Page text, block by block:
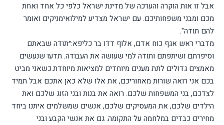
אבל זו אות הוקרה והערכה של מדינת ישראל כלפי כל אחד ואחת
מכם ומבני משפחותיכם. עם ישראל מצדיע למילואימניקים ואומר
להם תודה".
מדברי ראש אגף כוח אדם, אלוף דדו בר כליפא:״תודה שבאתם
וסיפרתם ושיתפתם ותודה למי שעושה את העבודה. תדעו שנעשים
מאמצים גדולים לתת מענים מיוחדים למציאות מיוחדת.כשאני מביט
בכם אני רואה שורות מאחוריכם, את אלו שלא כאן אתכם אבל תמיד
לצדכם, בני המשפחות שלכם. רואה את בנות ובני הזוג שלכם ואת
הילדים שלכם, את המעסיקים שלכם, אנשים שמשלמים איתנו ביחד
מחירים כבדים במלחמה על התקומה. גם את אנשי הקבע ובני